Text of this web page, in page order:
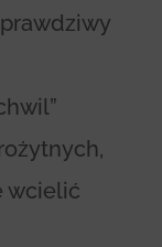
wcielić